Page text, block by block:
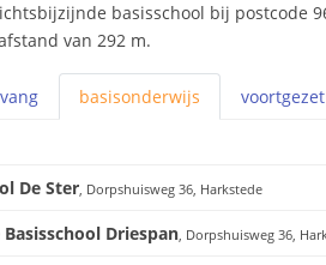
basisschool bij postcode
van 292 m.
basisonderwijs voortgezet
De Ster, Dorpshuisweg 36, Harkstede
Driespan, Dorpshuisweg 36,